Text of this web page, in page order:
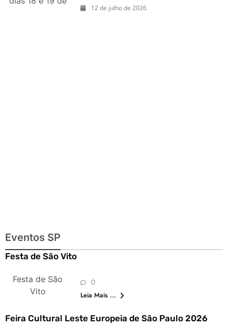
12 de julho de 2026
Eventos SP
Festa de São Vito
Festa de São
Vito
0
Leia Mais ...
Feira Cultural Leste Europeia de São Paulo 2026